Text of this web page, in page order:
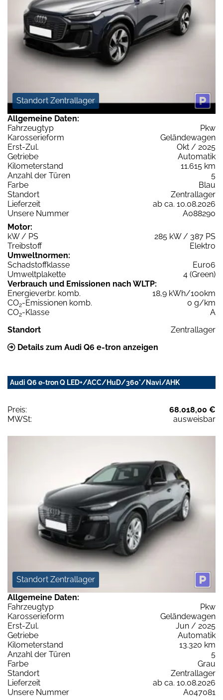
Standort Zentrallager
Allgemeine Daten:
Fahrzeugtyp
Pkw
Karosserieform
Geländewagen
Erst-Zul.
Okt / 2025
Getriebe
Automatik
Kilometerstand
11.615 km
Anzahl der Türen
5
Farbe
Blau
Standort
Zentrallager
Lieferzeit
ab ca. 10.08.2026
Unsere Nummer
A088290
Motor:
kW / PS
285 kW / 387 PS
Treibstoff
Elektro
Umweltnormen:
Schadstoffklasse
Euro6
Umweltplakette
4 (Green)
Verbrauch und Emissionen nach WLTP:
Energieverbr. komb.
18,9 kWh/100km
CO2-Emissionen komb.
0 g/km
CO2-Klasse
A
Standort
Zentrallager
Details zum Audi Q6 e-tron anzeigen
Audi Q6 e-tron Q LED+/ACC/HuD/360°/Navi/AHK
Preis:
68.018,00 €
MWSt:
ausweisbar
Standort Zentrallager
Allgemeine Daten:
Fahrzeugtyp
Pkw
Karosserieform
Geländewagen
Erst-Zul.
Jun / 2025
Getriebe
Automatik
Kilometerstand
13.320 km
Anzahl der Türen
5
Farbe
Grau
Standort
Zentrallager
Lieferzeit
ab ca. 10.08.2026
Unsere Nummer
A047081